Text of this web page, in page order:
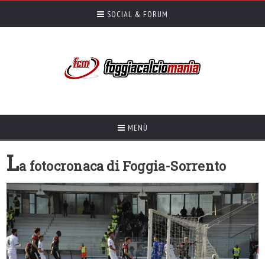
SOCIAL & FORUM
MENÙ
La fotocronaca di Foggia-Sorrento